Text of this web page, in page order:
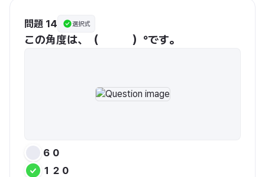
問題 14 選択式
この角度は、（　　　）°です。
６０
１２０